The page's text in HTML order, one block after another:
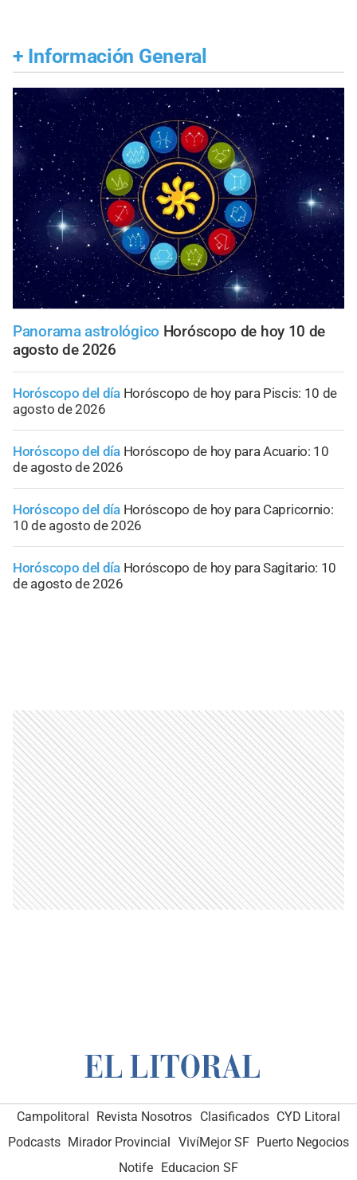
+ Información General
Panorama astrológico Horóscopo de hoy 10 de
agosto de 2026
Horóscopo del día Horóscopo de hoy para Piscis: 10 de
agosto de 2026
Horóscopo del día Horóscopo de hoy para Acuario: 10
de agosto de 2026
Horóscopo del día Horóscopo de hoy para Capricornio:
10 de agosto de 2026
Horóscopo del día Horóscopo de hoy para Sagitario: 10
de agosto de 2026
Campolitoral Revista Nosotros Clasificados CYD Litoral
Podcasts Mirador Provincial VivíMejor SF Puerto Negocios
Notife Educacion SF